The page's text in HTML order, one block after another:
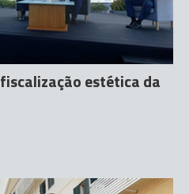
estética da